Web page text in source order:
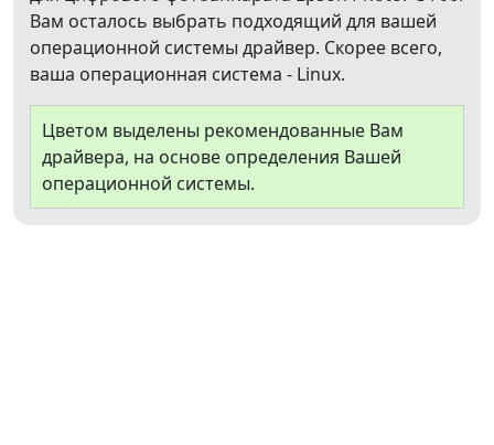
Вам осталось выбрать подходящий для вашей
операционной системы драйвер. Скорее всего,
ваша операционная система - Linux.
Цветом выделены рекомендованные Вам
драйвера, на основе определения Вашей
операционной системы.